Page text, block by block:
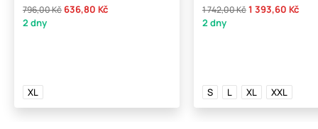
796,00 Kč 636,80 Kč
2 dny
XL
1 742,00 Kč1 393,60 Kč
2 dny
S L XL XXL